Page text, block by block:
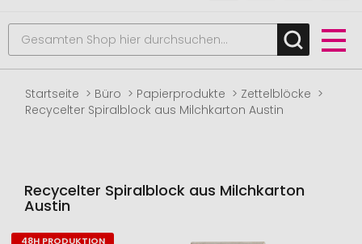
Startseite Büro Papierprodukte
Zettelblöcke
Recycelter Spiralblock aus Milchkarton Austin
Recycelter Spiralblock aus Milchkarton
Austin
48H PRODUKTION